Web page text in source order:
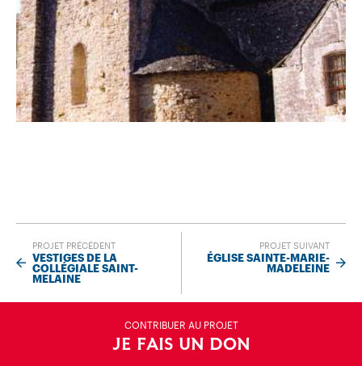
PROJET PRÉCÉDENT
VESTIGES DE LA
COLLÉGIALE SAINT-
MELAINE
PROJET SUIVANT
ÉGLISE SAINTE-MARIE-
MADELEINE
CONTRIBUER AU PROJET
JE FAIS UN DON